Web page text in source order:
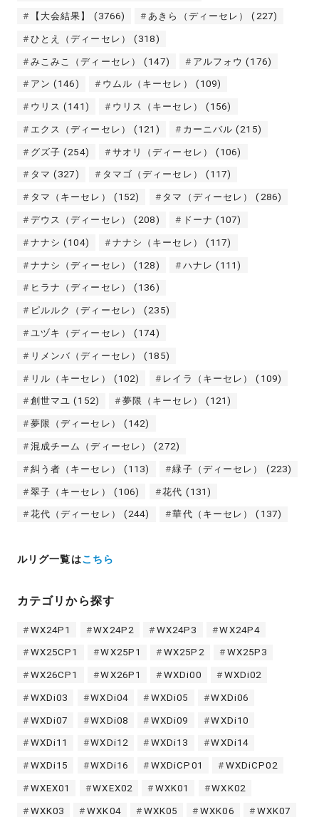
【大会結果】 (3766) あきら（ディーセレ） (227)
ひとえ（ディーセレ） (318)
みこみこ（ディーセレ） (147) アルフォウ (176)
アン (146) ウムル（キーセレ） (109)
ウリス (141) ウリス（キーセレ） (156)
エクス（ディーセレ） (121) カーニバル (215)
グズ子 (254) サオリ（ディーセレ） (106)
タマ (327) タマゴ（ディーセレ） (117)
タマ（キーセレ） (152) タマ（ディーセレ） (286)
デウス（ディーセレ） (208) ドーナ (107)
ナナシ (104) ナナシ（キーセレ） (117)
ナナシ（ディーセレ） (128) ハナレ (111)
ヒラナ（ディーセレ） (136)
ピルルク（ディーセレ） (235)
ユヅキ（ディーセレ） (174)
リメンバ（ディーセレ） (185)
リル（キーセレ） (102) レイラ（キーセレ） (109)
創世マユ (152) 夢限（キーセレ） (121)
夢限（ディーセレ） (142)
混成チーム（ディーセレ） (272)
糾う者（キーセレ） (113) 緑子（ディーセレ） (223)
翠子（キーセレ） (106) 花代 (131)
花代（ディーセレ） (244) 華代（キーセレ） (137)
ルリグ一覧はこちら
カテゴリから探す
WX24P1 WX24P2 WX24P3 WX24P4
WX25CP1 WX25P1 WX25P2 WX25P3
WX26CP1 WX26P1 WXDi00 WXDi02
WXDi03 WXDi04 WXDi05 WXDi06
WXDi07 WXDi08 WXDi09 WXDi10
WXDi11 WXDi12 WXDi13 WXDi14
WXDi15 WXDi16 WXDiCP01 WXDiCP02
WXEX01 WXEX02 WXK01 WXK02
WXK03 WXK04 WXK05 WXK06 WXK07